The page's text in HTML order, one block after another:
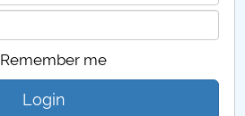
Remember me
Login